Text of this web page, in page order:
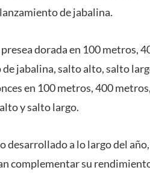
de jabalina.
dorada en 100 metros,
jabalina, salto alto, salto
en 100 metros, 400
y salto largo.
desarrollado a lo largo del
complementar su